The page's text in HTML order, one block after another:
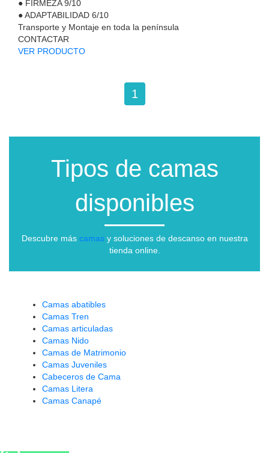
● FIRMEZA 9/10
●ADAPTABILIDAD 6/10
Transporte y Montaje en toda la península
CONTACTAR
VER PRODUCTO
1
Tipos de camas
disponibles
Descubre más camas y soluciones de descanso en nuestra
tienda online.
Camas abatibles
Camas Tren
Camas articuladas
Camas Nido
Camas de Matrimonio
Camas Juveniles
Cabeceros de Cama
Camas Litera
Camas Canapé